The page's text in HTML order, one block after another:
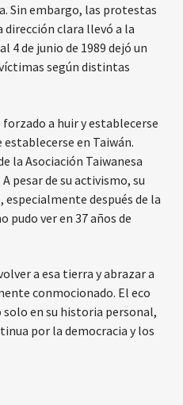
Sin embargo, las protestas
dirección clara llevó a la
4 de junio de 1989 dejó un
según distintas
a huir y establecerse
en Taiwán.
la Asociación Taiwanesa
pesar de su activismo, su
después de la
pudo ver en 37 años de
a esa tierra y abrazar a
conmocionado. El eco
solo en su historia personal,
por la democracia y los